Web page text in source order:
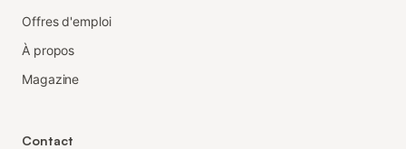
Offres d'emploi
À propos
Magazine
Contact